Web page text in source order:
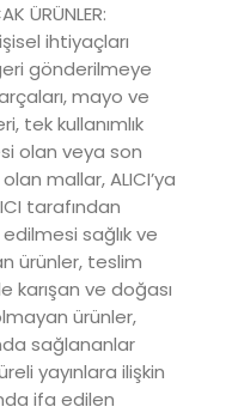
ÜRÜNLER:
ihtiyaçları
gönderilmeye
mayo ve
tek kullanımlık
olan veya son
mallar, ALICI’ya
tarafından
sağlık ve
ürünler, teslim
karışan ve doğası
ürünler,
sağlananlar
yayınlara ilişkin
ifa edilen